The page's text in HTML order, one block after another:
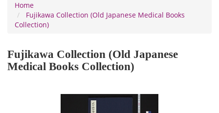
Home
Fujikawa Collection (Old Japanese Medical Books
Collection)
Fujikawa Collection (Old Japanese
Medical Books Collection)